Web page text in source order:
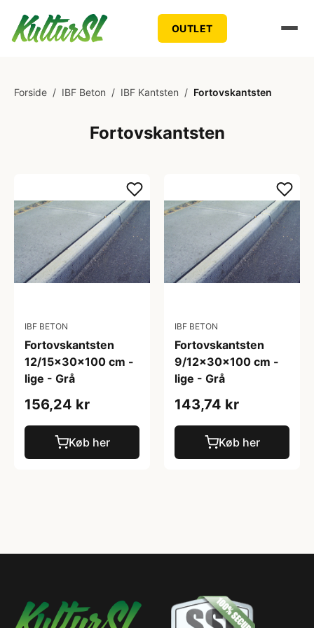
OUTLET
Forside / IBF Beton / IBF Kantsten / Fortovskantsten
Fortovskantsten
IBF BETON
Fortovskantsten
12/15x30x100 cm -
lige - Grå
156,24 kr
Køb her
IBF BETON
Fortovskantsten
9/12x30x100 cm -
lige - Grå
143,74 kr
Køb her